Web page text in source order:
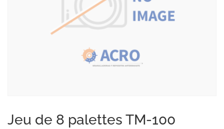
Jeu de 8 palettes TM-100